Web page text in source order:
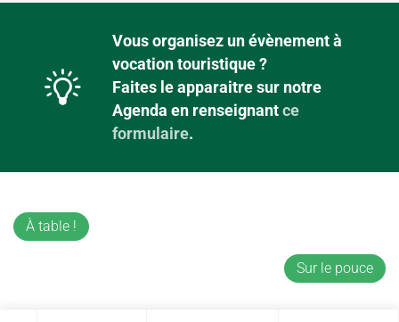
Vous organisez un évènement à
vocation touristique ?
Faites le apparaitre sur notre
Agenda en renseignantce
formulaire.
À table !
Sur le pouce